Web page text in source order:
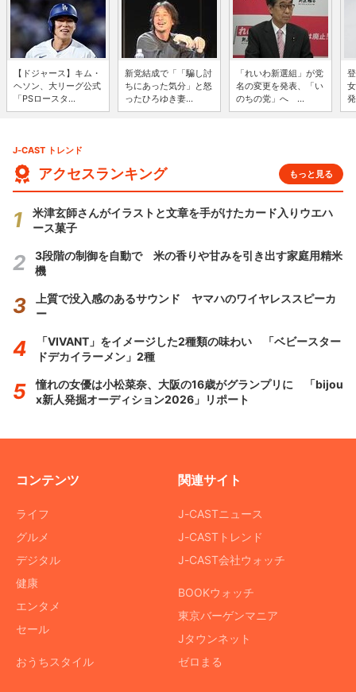
【ドジャース】キム・
ヘソン、大リーグ公式
「PSロースタ...
新党結成で「「騙し討
ちにあった気分」と怒
ったひろゆき妻...
「れいわ新選組」が党
名の変更を発表、「い
のちの党」へ ...
J-CAST トレンド
アクセスランキング もっと見る
米津玄師さんがイラストと文章を手がけたカード入りウエハ
ース菓子
3段階の制御を自動で 米の香りや甘みを引き出す家庭用精米
機
上質で没入感のあるサウンド ヤマハのワイヤレススピーカ
ー
「VIVANT」をイメージした2種類の味わい 「ベビースター
ドデカイラーメン」2種
憧れの女優は小松菜奈、大阪の16歳がグランプリに 「bijou
x新人発掘オーディション2026」リポート
コンテンツ
ライフ
グルメ
デジタル
健康
エンタメ
セール
おうちスタイル
関連サイト
J-CASTニュース
J-CASTトレンド
J-CAST会社ウォッチ
BOOKウォッチ
東京バーゲンマニア
Jタウンネット
ゼロまる